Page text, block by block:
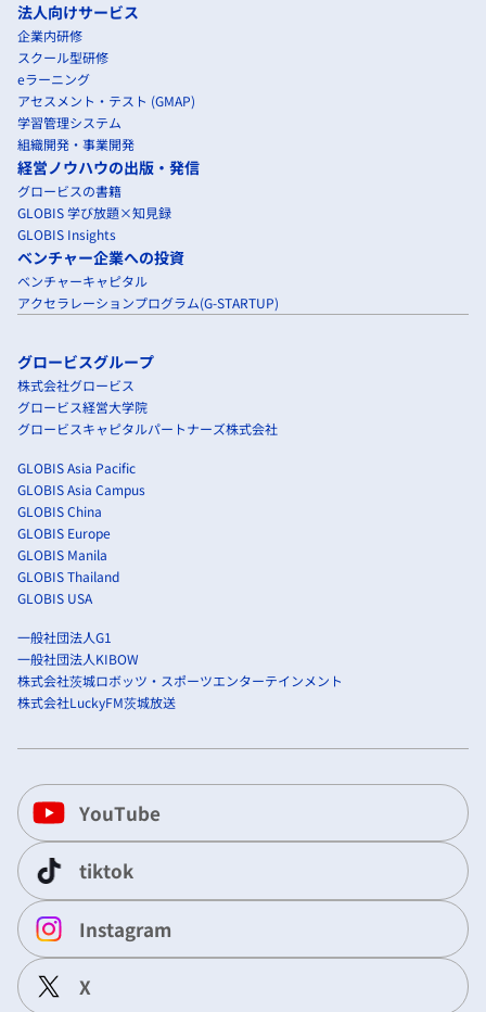
法人向けサービス
企業内研修
スクール型研修
eラーニング
アセスメント・テスト (GMAP)
学習管理システム
組織開発・事業開発
経営ノウハウの出版・発信
グロービスの書籍
GLOBIS 学び放題×知見録
GLOBIS Insights
ベンチャー企業への投資
ベンチャーキャピタル
アクセラレーションプログラム(G-STARTUP)
グロービスグループ
株式会社グロービス
グロービス経営大学院
グロービスキャピタルパートナーズ株式会社
GLOBIS Asia Pacific
GLOBIS Asia Campus
GLOBIS China
GLOBIS Europe
GLOBIS Manila
GLOBIS Thailand
GLOBIS USA
一般社団法人G1
一般社団法人KIBOW
株式会社茨城ロボッツ・スポーツエンターテインメント
株式会社LuckyFM茨城放送
YouTube
tiktok
Instagram
X